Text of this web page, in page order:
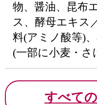
物、醤油、昆布
ス、酵母エキス
料(アミノ酸等)、
(一部に小麦・
すべて